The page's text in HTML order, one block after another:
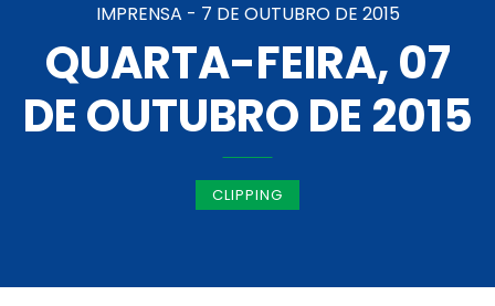
IMPRENSA - 7 DE OUTUBRO DE 2015
QUARTA-FEIRA, 07
DE OUTUBRO DE 2015
CLIPPING